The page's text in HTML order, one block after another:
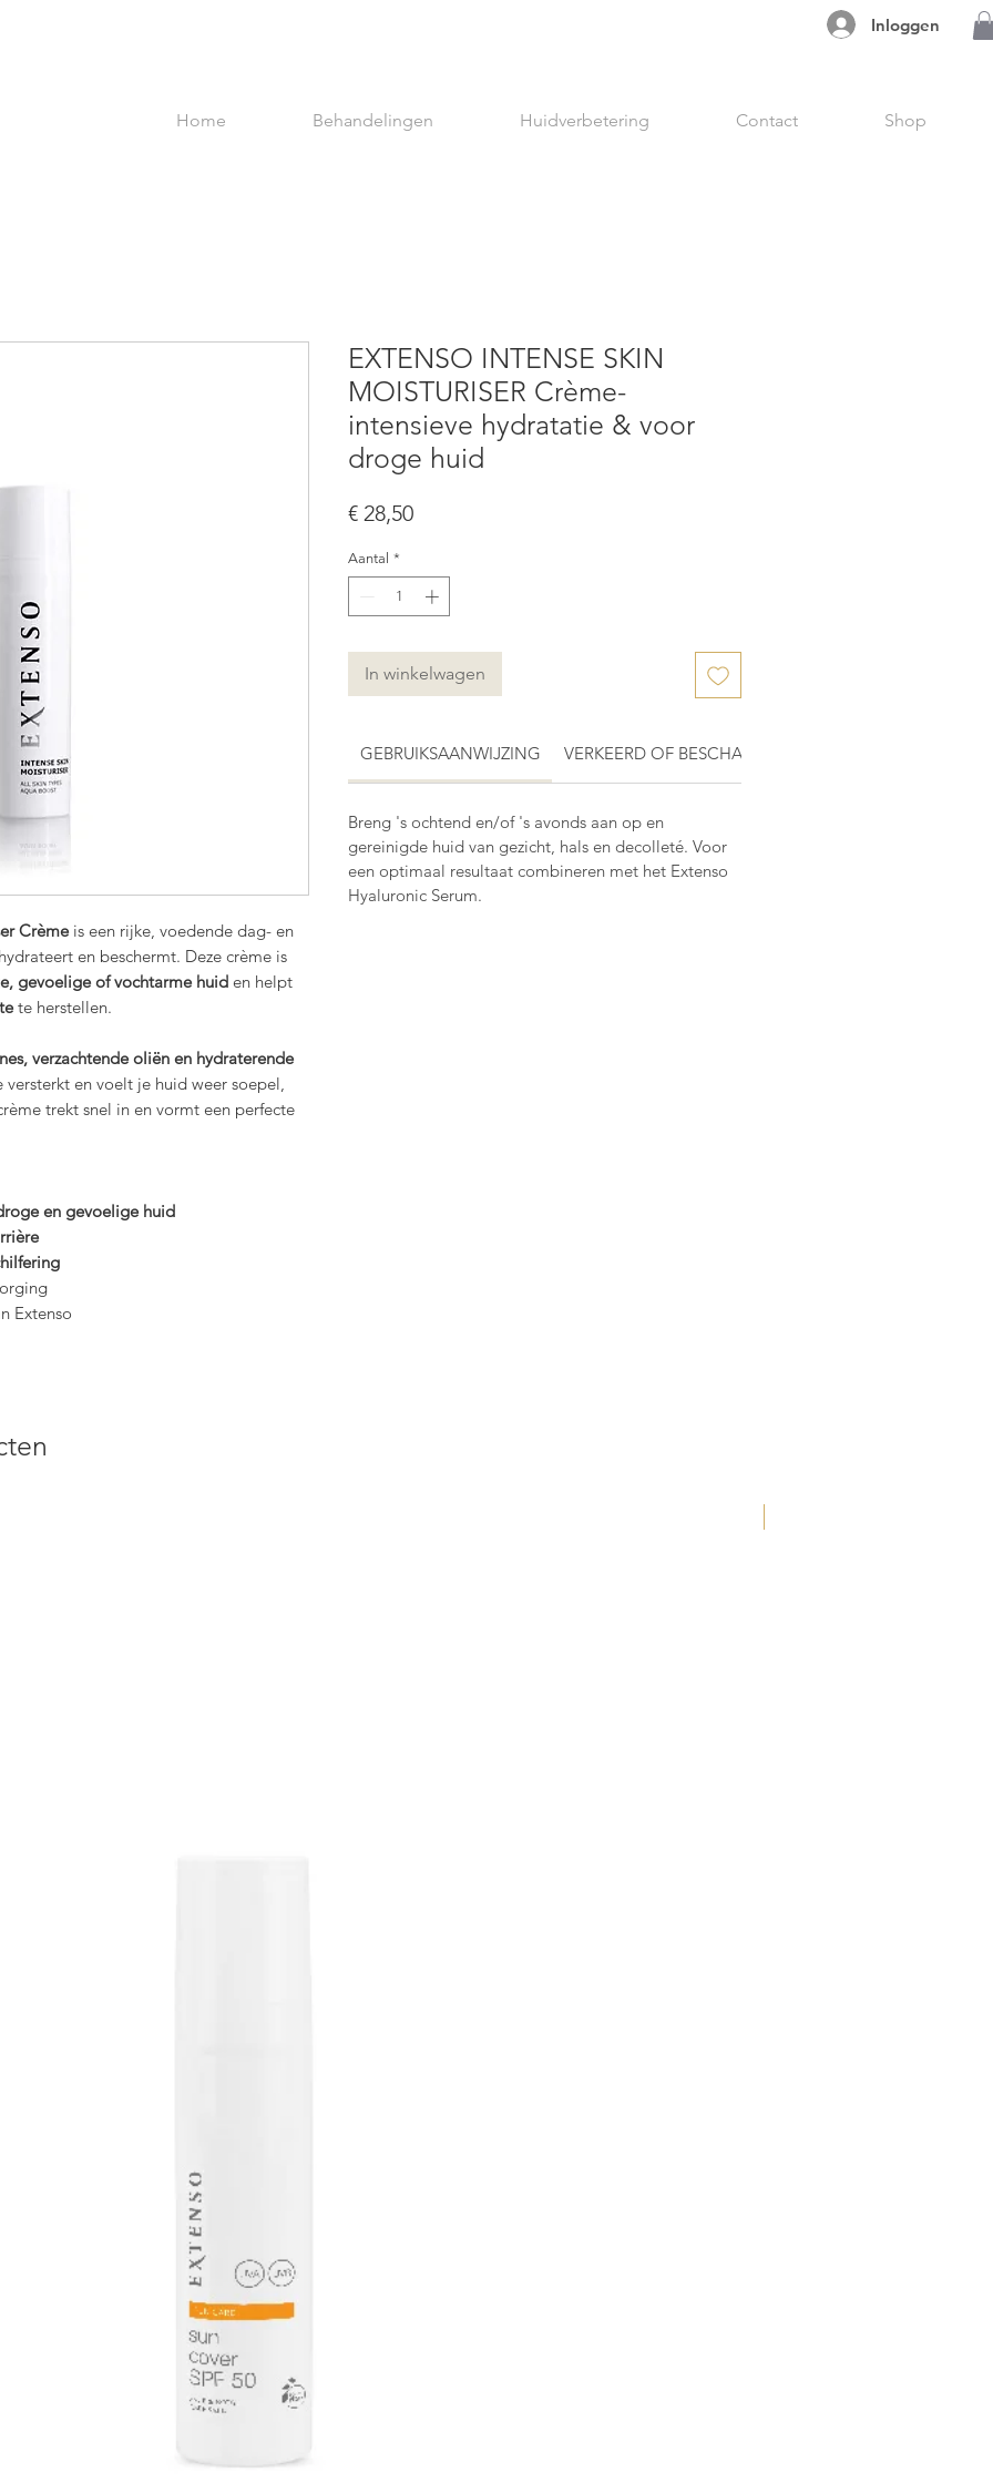
Inloggen
Home Behandelingen Huidverbetering Contact Shop
Crème is een rijke, voedende dag- en
en beschermt. Deze crème is
gevoelige of vochtarme huid en helpt
te herstellen.
verzachtende oliën en hydraterende
en voelt je huid weer soepel,
trekt snel in en vormt een perfecte
en gevoelige huid
Extenso
EXTENSO INTENSE SKIN
MOISTURISER Crème-
intensieve hydratatie & voor
droge huid
€ 28,50Prijs
Aantal *
In winkelwagen
GEBRUIKSAANWIJZING VERKEERD OF BESCHADIGD PRODUCT ONTVANGEN?
Breng 's ochtend en/of 's avonds aan op en
gereinigde huid van gezicht, hals en decolleté. Voor
een optimaal resultaat combineren met het Extenso
Hyaluronic Serum.